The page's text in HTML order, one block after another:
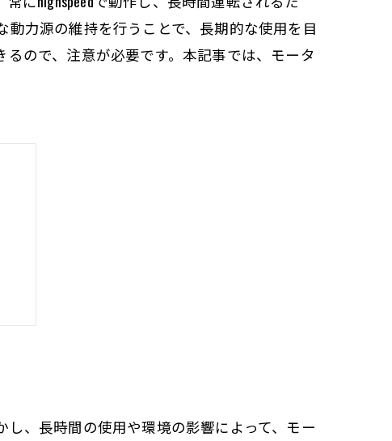
力源の維持を行うことで、長期的な使用を目
ので、注意が必要です。本記事では、モータ
、長時間の使用や環境の影響によって、モー